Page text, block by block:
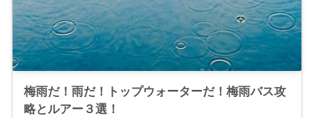
梅雨だ！雨だ！トップウォーターだ！梅雨バス攻
略とルアー３選！